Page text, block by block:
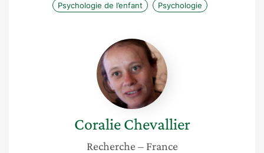
Psychologie de l’enfant Psychologie
Coralie
Chevallier
Coralie Chevallier
Recherche – France